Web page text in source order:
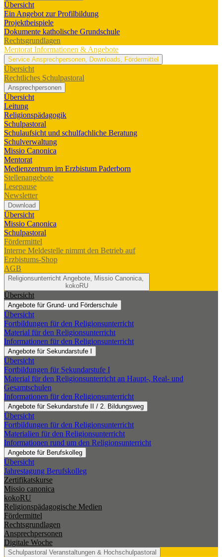
Übersicht
Ein Angebot zur Profilbildung
Projektbeispiele
Dokumente katholische Grundschule
Rechtsgrundlagen
Mentorat Informationen & Angebote
Service Ansprechpersonen, Downloads, Fördermittel
Übersicht
Rechtliches Schulpastoral
Ansprechpersonen
Übersicht
Leitung
Religionspädagogik
Schulpastoral
Schulaufsicht und schulfachliche Beratung
Schulverwaltung
Missio Canonica
Mentorat
Medienzentrum im Erzbistum Paderborn
Stellenangebote
Lesepause
Newsletter
Download
Übersicht
Missio Canonica
Schulpastoral
Fördermittel
Interne Meldestelle nimmt den Betrieb auf
Erzbistums-Shop
AGB
Religionsunterricht Angebote, Missio Canonica,
kokoRU
Übersicht
Angebote für Grund- und Förderschule
Übersicht
Fortbildungen für den Religionsunterricht
Material für den Religionsunterricht
Informationen für den Religionsunterricht
Angebote für Sekundarstufe I
Übersicht
Fortbildungen für Sekundarstufe I
Material für den Religionsunterricht an Haupt-, Real- und
Gesamtschulen
Informationen für den Religionsunterricht
Angebote für Sekundarstufe II / 2. Bildungsweg
Übersicht
Fortbildungen für den Religionsunterricht
Materialien für den Religionsunterricht
Informationen rund um den Religionsunterricht
Angebote für Berufskolleg
Übersicht
Jahrestagung Berufskolleg
Zertifikatskurse
Missio canonica
kokoRU
Religionspädagogische Medien
Fördermittel
Rechtsgrundlagen
Ansprechpersonen
Digitale Woche
Schulpastoral Veranstaltungen & Hochschulpastoral